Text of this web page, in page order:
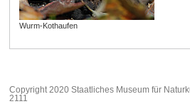
Wurm-Kothaufen
Copyright 2020 Staatliches Museum für
2111